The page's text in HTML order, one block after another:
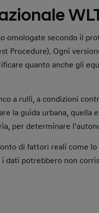
influire sull’aumento dei
si consuma di più, mentre
o in città) influenza
la resistenza che gli
di conseguenza,
alla batteria.
omologate secondo il
Procedure). Ogni
quanto anche gli
a rulli, a condizioni
la guida urbana, quella
per determinare
di fattori reali come
dati potrebbero non